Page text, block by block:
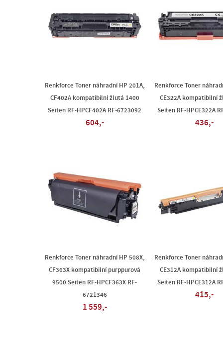
Renkforce Toner náhradní HP 201A,
CF402A kompatibilní žlutá 1400
Seiten RF-HPCF402A RF-6723092
604,-
Renkforce Toner
CE322A kompatibilní
Seiten RF-HPCE322A
436,-
Renkforce Toner náhradní HP 508X,
CF363X kompatibilní purppurová
9500 Seiten RF-HPCF363X RF-
6721346
1 559,-
Renkforce Toner
CE312A kompatibilní
Seiten RF-HPCE312A
415,-